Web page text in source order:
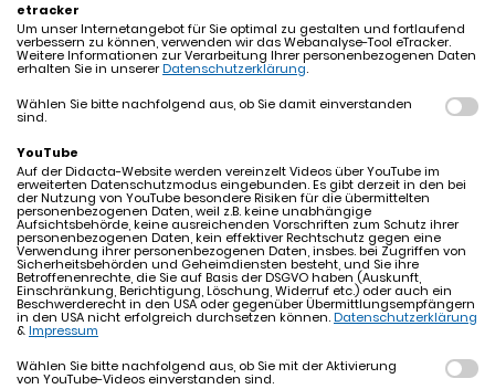
13:00 - 14:00 Uhr
Panelgespräch: Digitale Ethik aus Sicht der
Wissenschaft
Aufgeschlossenheit gegenüber neuen
Technologien und Verfahren und die Bewahrung der
Neugierde ist eine Grundvoraussetzung in der
Arbeitswelt, um mit den schnell fortschreitenden
Randbedingungen des digitalen „Fortschritts“
mitzuhalten. Sind wir darauf vorbereitet? Wie bilden
wir dafür aus? Ist die klassische Berufsausbildung
direkt nach der Schule noch passend? Inwieweit ist
der Experte oder der Generalist gefragt? Im Bereich
der Informationstechnik sind diese Überlegungen
brennender denn je.
etracker
Um unser Internetangebot für Sie optimal zu gestalten und fortlaufend
verbessern zu können, verwenden wir das Webanalyse-Tool eTracker.
Weitere Informationen zur Verarbeitung Ihrer personenbezogenen Daten
erhalten Sie in unsererDatenschutzerklärung.
Wählen Sie bitte nachfolgend aus, ob Sie damit einverstanden
sind.
YouTube
Auf der Didacta-Website werden vereinzelt Videos über YouTube im
erweiterten Datenschutzmodus eingebunden. Es gibt derzeit in den bei
der Nutzung von YouTube besondere Risiken für die übermittelten
personenbezogenen Daten, weil z.B. keine unabhängige
Aufsichtsbehörde, keine ausreichenden Vorschriften zum Schutz ihrer
personenbezogenen Daten, kein effektiver Rechtschutz gegen eine
Verwendung ihrer personenbezogenen Daten, insbes. bei Zugriffen von
Sicherheitsbehörden und Geheimdiensten besteht, und Sie ihre
Betroffenenrechte, die Sie auf Basis der DSGVO haben (Auskunft,
Einschränkung, Berichtigung, Löschung, Widerruf etc.) oder auch ein
Beschwerderecht in den USA oder gegenüber Übermittlungsempfängern
in den USA nicht erfolgreich durchsetzen können.Datenschutzerklärung
&Impressum
Wählen Sie bitte nachfolgend aus, ob Sie mit der Aktivierung
von YouTube-Videos einverstanden sind.